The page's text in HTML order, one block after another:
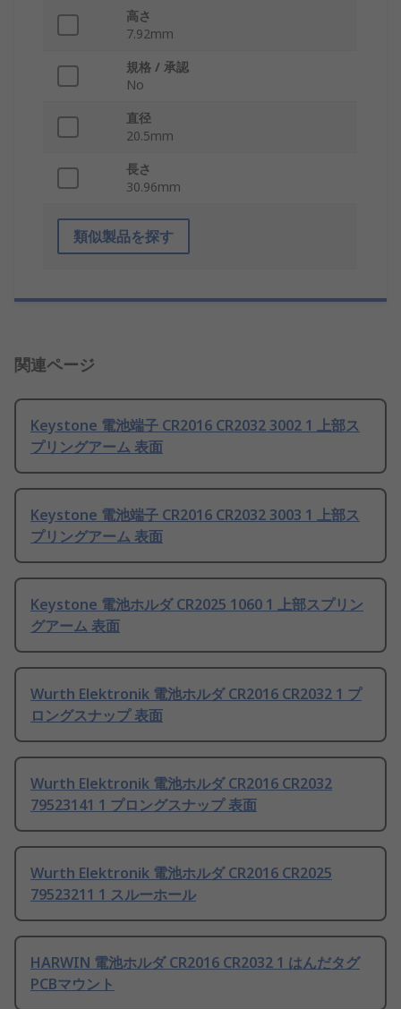
高さ
7.92mm
規格 / 承認
No
直径
20.5mm
長さ
30.96mm
類似製品を探す
関連ページ
Keystone 電池端子 CR2016 CR2032 3002 1 上部ス
プリングアーム 表面
Keystone 電池端子 CR2016 CR2032 3003 1 上部ス
プリングアーム 表面
Keystone 電池ホルダ CR2025 1060 1 上部スプリン
グアーム 表面
Wurth Elektronik 電池ホルダ CR2016 CR2032 1 プ
ロングスナップ 表面
Wurth Elektronik 電池ホルダ CR2016 CR2032
79523141 1 プロングスナップ 表面
Wurth Elektronik 電池ホルダ CR2016 CR2025
79523211 1 スルーホール
HARWIN 電池ホルダ CR2016 CR2032 1 はんだタグ
PCBマウント